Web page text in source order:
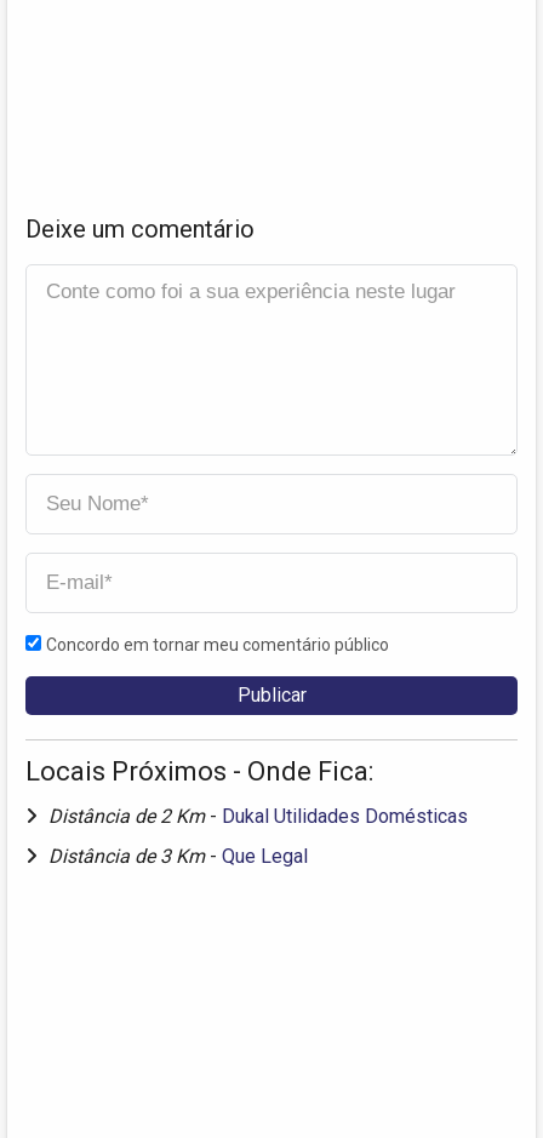
Deixe um comentário
Concordo em tornar meu comentário público
Locais Próximos - Onde Fica:
Distância de 2 Km - Dukal Utilidades Domésticas
Distância de 3 Km - Que Legal